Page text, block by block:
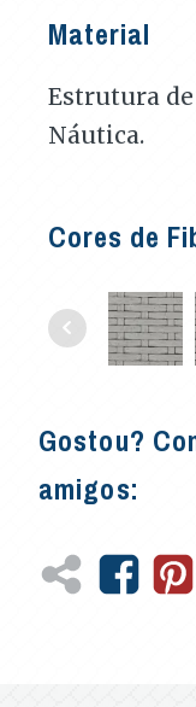
Material
Estrutura
Náutica.
Cores de
Gostou?
amigos: